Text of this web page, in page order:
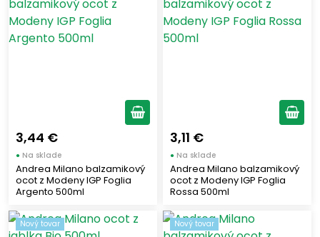
3,44 €
● Na sklade
Andrea Milano balzamikový
ocot z Modeny IGP Foglia
Argento 500ml
3,11 €
● Na sklade
Andrea Milano balzamikový
ocot z Modeny IGP Foglia
Rossa 500ml
Nový tovar Nový tovar